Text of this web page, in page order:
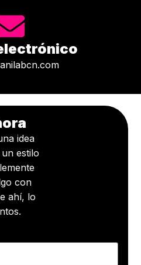
idea
estilo
con
ahí, lo